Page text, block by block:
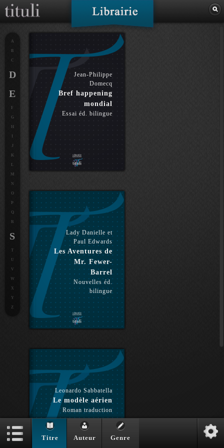
Jean-Philippe
Domecq
Bref happening
mondial
Essai éd. bilingue
Lady Danielle et
Paul Edwards
Les Aventures de
Mr. Fewer-
Barrel
Nouvelles éd.
bilingue
Leonardo Sabbatella
Le modèle aérien
Roman traduction
A
B
C
D
E
F
G
H
J
K
L
M
N
O
P
Q
R
S
T
U
V
W
X
Y
Z
Titre Auteur Genre